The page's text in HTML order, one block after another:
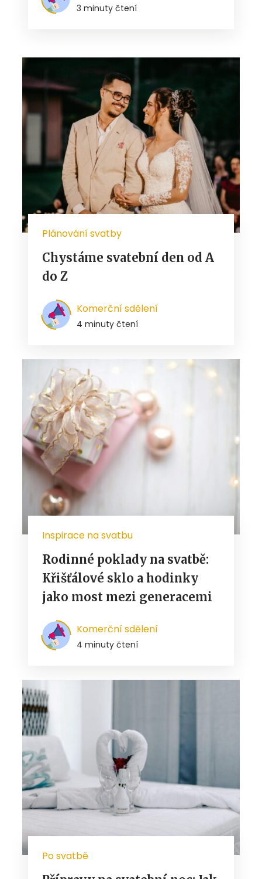
3 minuty čtení
Plánování svatby
Chystáme svatební den od A
do Z
Komerční sdělení
4 minuty čtení
Inspirace na svatbu
Rodinné poklady na svatbě:
Křišťálové sklo a hodinky
jako most mezi generacemi
Komerční sdělení
4 minuty čtení
Po svatbě